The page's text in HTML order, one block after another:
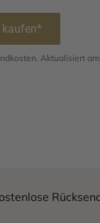
Aktualisiert